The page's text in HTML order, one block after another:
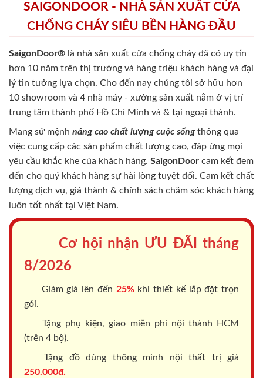
SAIGONDOOR - NHÀ SẢN XUẤT CỬA
CHỐNG CHÁY SIÊU BỀN HÀNG ĐẦU
SaigonDoor® là nhà sản xuất cửa chống cháy đã có uy tín
hơn 10 năm trên thị trường và hàng triệu khách hàng và đại
lý tin tưởng lựa chọn. Cho đến nay chúng tôi sở hữu hơn
10 showroom và 4 nhà máy - xưởng sản xuất nằm ở vị trí
trung tâm thành phố Hồ Chí Minh và & tại ngoại thành.
Mang sứ mệnh nâng cao chất lượng cuộc sốngthông qua
việc cung cấp các sản phẩm chất lượng cao, đáp ứng mọi
yêu cầu khắc khe của khách hàng. SaigonDoor cam kết đem
đến cho quý khách hàng sự hài lòng tuyệt đối. Cam kết chất
lượng dịch vụ, giá thành & chính sách chăm sóc khách hàng
luôn tốt nhất tại Việt Nam.
Cơ hội nhận ƯU ĐÃI tháng
8/2026
Giảm giá lên đến 25%khi thiết kế lắp đặt trọn
gói.
Tặng phụ kiện, giao miễn phí nội thành HCM
(trên 4 bộ).
Tặng đồ dùng thông minh nội thất trị giá
250.000đ.